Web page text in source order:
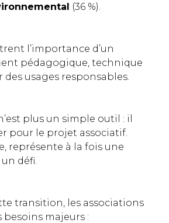
(36 %).
l’importance d’un
pédagogique, technique
usages responsables.
plus un simple outil : il
pour le projet associatif.
représente à la fois une
défi.
transition, les associations
majeurs :